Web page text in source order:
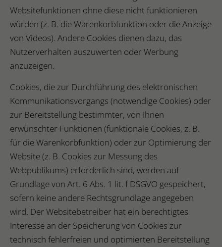
Websitefunktionen ohne diese nicht funktionieren
würden (z. B. die Warenkorbfunktion oder die Anzeige
von Videos). Andere Cookies dienen dazu, das
Nutzerverhalten auszuwerten oder Werbung
anzuzeigen.
Cookies, die zur Durchführung des elektronischen
Kommunikationsvorgangs (notwendige Cookies) oder
zur Bereitstellung bestimmter, von Ihnen
erwünschter Funktionen (funktionale Cookies, z. B.
für die Warenkorbfunktion) oder zur Optimierung der
Website (z. B. Cookies zur Messung des
Webpublikums) erforderlich sind, werden auf
Grundlage von Art. 6 Abs. 1 lit. f DSGVO gespeichert,
sofern keine andere Rechtsgrundlage angegeben
wird. Der Websitebetreiber hat ein berechtigtes
Interesse an der Speicherung von Cookies zur
technisch fehlerfreien und optimierten Bereitstellung